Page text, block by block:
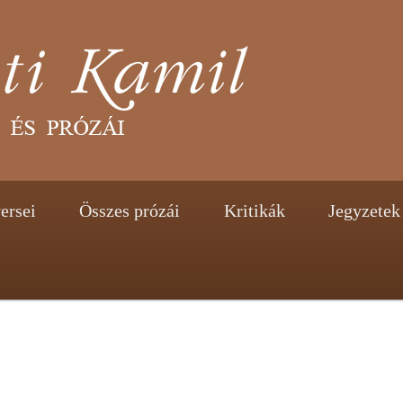
Összes prózái Kritikák Jegyzetek